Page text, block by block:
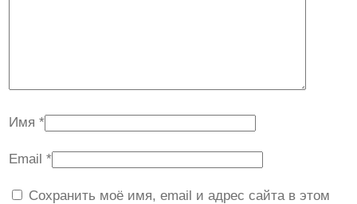
Имя *
Email *
Сохранить моё имя, email и адрес сайта в этом